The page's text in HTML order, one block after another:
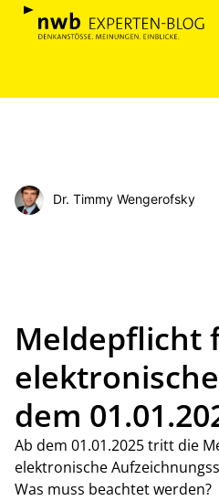
Dr. Timmy Wengerofsky
Meldepflicht
dem
Ab dem 01.01.2025 tritt die
elektronische
Was muss beachtet werden?